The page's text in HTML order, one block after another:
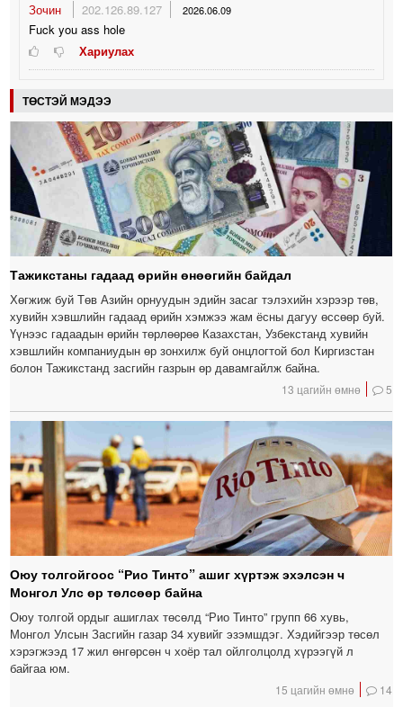
Зочин
202.126.89.127 2026.06.09
Fuck you ass hole
Хариулах
ТӨСТЭЙ МЭДЭЭ
Тажикстаны гадаад өрийн өнөөгийн байдал
Хөгжиж буй Төв Азийн орнуудын эдийн засаг тэлэхийн хэрээр төв,
хувийн хэвшлийн гадаад өрийн хэмжээ жам ёсны дагуу өссөөр буй.
Үүнээс гадаадын өрийн төрлөөрөө Казахстан, Узбекстанд хувийн
хэвшлийн компаниудын өр зонхилж буй онцлогтой бол Киргизстан
болон Тажикстанд засгийн газрын өр давамгайлж байна.
13 цагийн өмнө 5
Оюу толгойгоос “Рио Тинто” ашиг хүртэж эхэлсэн ч
Монгол Улс өр төлсөөр байна
Оюу толгой ордыг ашиглах төсөлд “Рио Тинто” групп 66 хувь,
Монгол Улсын Засгийн газар 34 хувийг эзэмшдэг. Хэдийгээр төсөл
хэрэгжээд 17 жил өнгөрсөн ч хоёр тал ойлголцолд хүрээгүй л
байгаа юм.
15 цагийн өмнө 14